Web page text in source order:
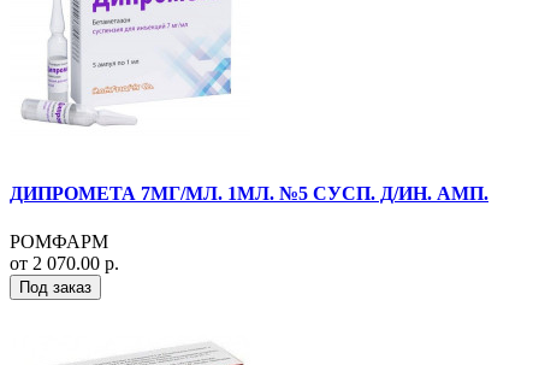
ДИПРОМЕТА 7МГ/МЛ. 1МЛ. №5 СУСП. Д/ИН. АМП.
РОМФАРМ
от 2 070.00 р.
Под заказ